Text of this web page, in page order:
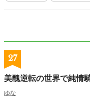
27
美醜逆転の世界で純情
ゆな